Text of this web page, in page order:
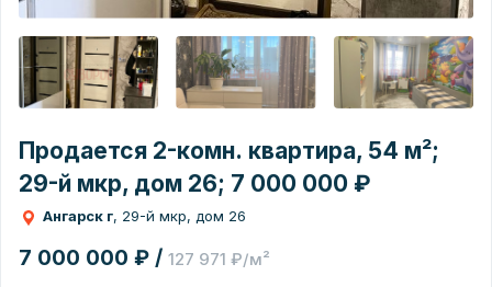
Продается 2-комн. квартира, 54 м²;
29-й мкр, дом 26; 7 000 000 ₽
Ангарск г, 29-й мкр, дом 26
7 000 000 ₽ / 127 971 ₽/м²